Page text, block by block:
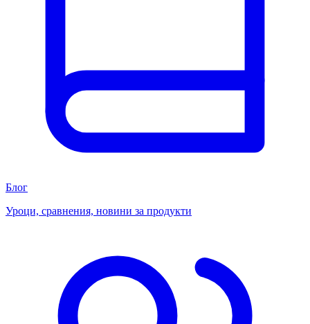
Блог
Уроци, сравнения, новини за продукти